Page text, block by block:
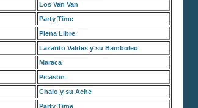
Los Van Van
Party Time
Plena Libre
Lazarito Valdes y su Bamboleo
Maraca
Picason
Chalo y su Ache
Party Time